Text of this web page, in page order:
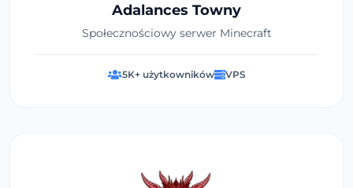
Adalances Towny
Społecznościowy serwer Minecraft
5K+ użytkowników VPS